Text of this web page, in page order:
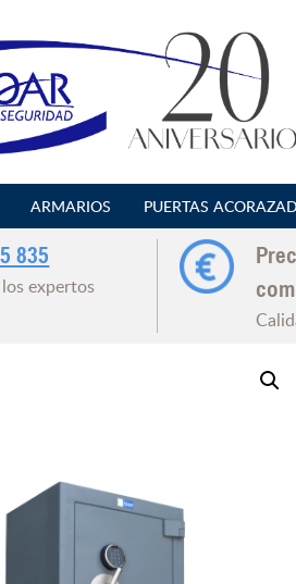
ARMARIOS PUERTAS
835
expertos